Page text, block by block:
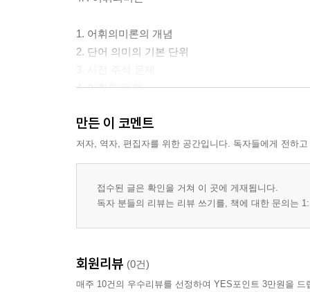
1. 어휘의미론의 개념
2. 단어 의미의 기본 단위
4. 어휘의 유형
6. 의미장
7. 소리와 의미의 관계에서 본 단어
Ⅲ. 문장의미론
1. 통사구조와 의미
3. 문장의 주제와 정보
4. 문장 유형의 의미
만든 이 코멘트
저자, 역자, 편집자를 위한 공간입니다. 독자들에게 전하
접수된 글은 확인을 거쳐 이 곳에 게재됩니다.
독자 분들의 리뷰는 리뷰 쓰기를, 책에 대한 문의는
회원리뷰 (0건)
매주 10건의 우수리뷰를 선정하여 YES포인트 3만원을 드